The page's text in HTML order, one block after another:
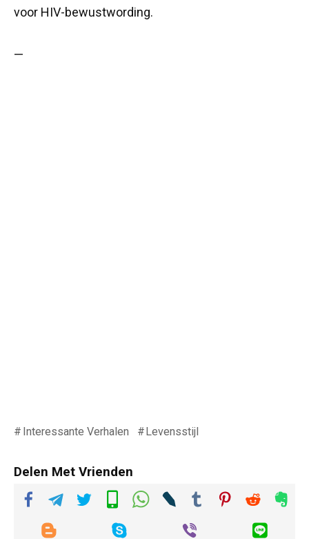
voor HIV-bewustwording.
—
Interessante Verhalen Levensstijl
Delen Met Vrienden